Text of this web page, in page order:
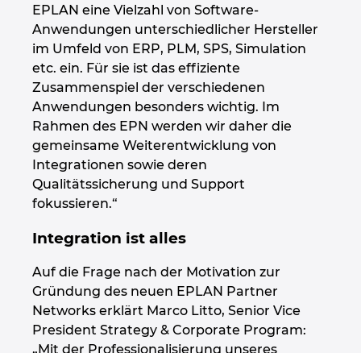
EPLAN eine Vielzahl von Software-
Anwendungen unterschiedlicher Hersteller
im Umfeld von ERP, PLM, SPS, Simulation
etc. ein. Für sie ist das effiziente
Zusammenspiel der verschiedenen
Anwendungen besonders wichtig. Im
Rahmen des EPN werden wir daher die
gemeinsame Weiterentwicklung von
Integrationen sowie deren
Qualitätssicherung und Support
fokussieren.“
Integration ist alles
Auf die Frage nach der Motivation zur
Gründung des neuen EPLAN Partner
Networks erklärt Marco Litto, Senior Vice
President Strategy & Corporate Program:
„Mit der Professionalisierung unseres
Mexiko
Neuseeland
Niederlande
Norwegen
Österreich
Peru
Philippinen
Polen